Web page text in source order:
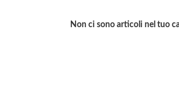
Non ci sono articoli nel tuo